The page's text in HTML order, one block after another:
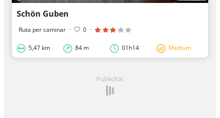
Schön Guben
Ruta per caminar · 0 ·
5,47 km 84 m 01h14 Medium
Publicitat